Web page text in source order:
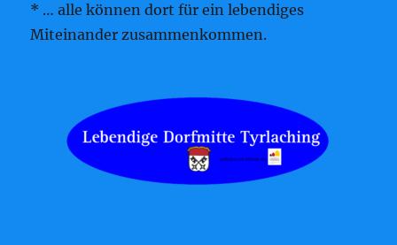
* … alle können dort für ein lebendiges
Miteinander zusammenkommen.